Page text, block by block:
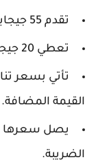
تقدم 55 جيجابايتس انترنت للاستخدام المحلي.
تعطي 20 جيجا بايت واي فاي.
القيمة المضافة.
الضريبة.